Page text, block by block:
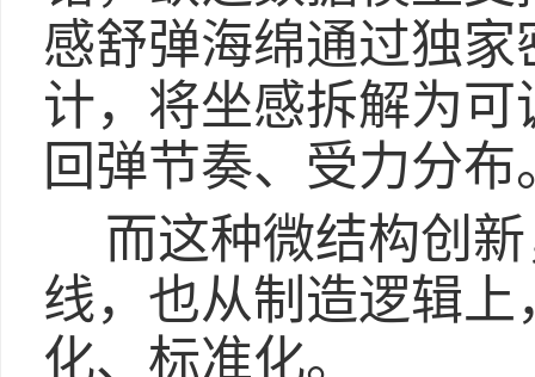
感舒弹海绵通过独
计，将坐感拆解为
回弹节奏、受力分布
而这种微结构创
线，也从制造逻辑
化、标准化。